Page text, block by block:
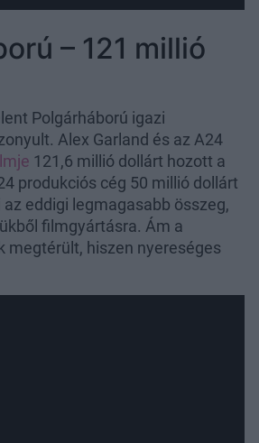
– 121 millió
Polgárháború igazi
Alex Garland és az A24
121,6 millió dollárt hozott a
produkciós cég 50 millió dollárt
eddigi legmagasabb összeg,
filmgyártásra. Ám a
megtérült, hiszen nyereséges